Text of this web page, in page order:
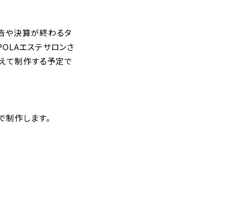
や決算が終わるタ
エステサロンさ
て制作する予定で
作します。